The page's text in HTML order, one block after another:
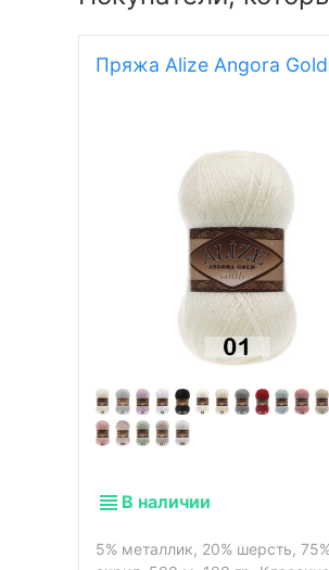
Пряжа Alize Angora Gold
В наличии
5% металлик, 20% шерсть, 75%